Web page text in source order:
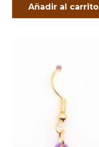
Añadir al carrito